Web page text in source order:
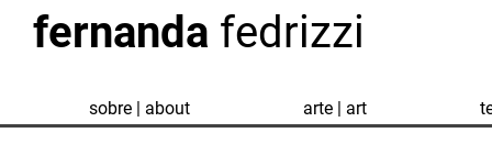
fernanda fedrizzi
sobre | about arte | art